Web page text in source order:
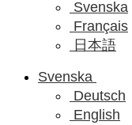
Svenska
Français
日本語
Svenska
Deutsch
English